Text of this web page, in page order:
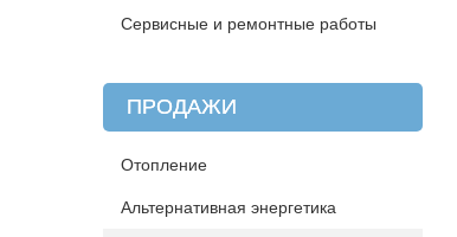
Сервисные и ремонтные работы
ПРОДАЖИ
Отопление
Альтернативная энергетика